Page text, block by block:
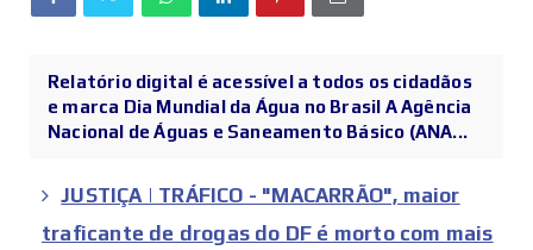
Relatório digital é acessível a todos os cidadãos
e marca Dia Mundial da Água no Brasil A Agência
Nacional de Águas e Saneamento Básico (ANA...
JUSTIÇA | TRÁFICO - "MACARRÃO", maior
traficante de drogas do DF é morto com mais